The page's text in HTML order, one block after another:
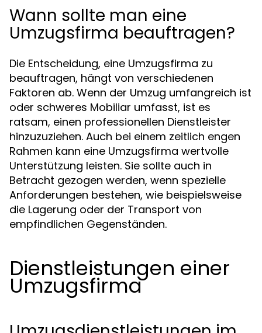
Wann sollte man eine
Umzugsfirma beauftragen?
Die Entscheidung, eine Umzugsfirma zu
beauftragen, hängt von verschiedenen
Faktoren ab. Wenn der Umzug umfangreich ist
oder schweres Mobiliar umfasst, ist es
ratsam, einen professionellen Dienstleister
hinzuzuziehen. Auch bei einem zeitlich engen
Rahmen kann eine Umzugsfirma wertvolle
Unterstützung leisten. Sie sollte auch in
Betracht gezogen werden, wenn spezielle
Anforderungen bestehen, wie beispielsweise
die Lagerung oder der Transport von
empfindlichen Gegenständen.
Dienstleistungen einer
Umzugsfirma